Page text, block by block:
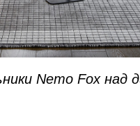
Nemo Fox над